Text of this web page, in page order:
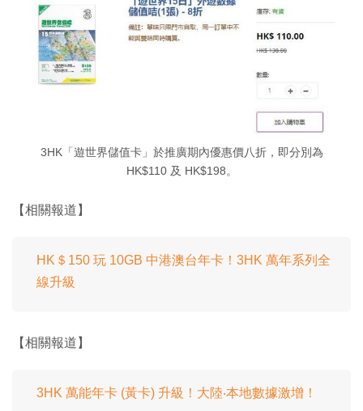
3HK「遊世界儲值卡」於推廣期內優惠價八折，即分別為
HK$110 及 HK$198。
【相關報道】
HK＄150 玩 10GB 中港澳台年卡！3HK 萬年系列全
線升級
【相關報道】
3HK 萬能年卡 (黃卡) 升級！大陸‧本地數據激增！